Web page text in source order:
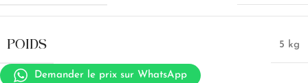
POIDS 5 kg
Demander le prix sur WhatsApp